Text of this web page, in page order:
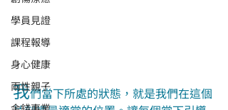
學員見證
課程報導
身心健康
兩性親子
我們當下所處的狀態，就是我們在這個